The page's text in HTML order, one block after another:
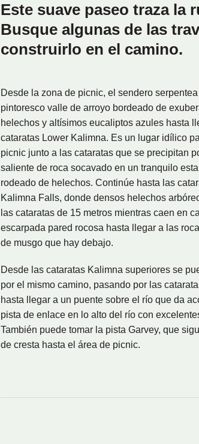
Este suave paseo traza la
Busque algunas de las
construirlo en el camino.
Desde la zona de picnic, el sendero
pintoresco valle de arroyo bordeado de
helechos y altísimos eucaliptos azules hasta
cataratas Lower Kalimna. Es un lugar idílico
picnic junto a las cataratas que se precipitan
saliente de roca socavado en un tranquilo
rodeado de helechos. Continúe hasta las
Kalimna Falls, donde densos helechos
las cataratas de 15 metros mientras caen en
escarpada pared rocosa hasta llegar a las
de musgo que hay debajo.
Desde las cataratas Kalimna superiores se
por el mismo camino, pasando por las
hasta llegar a un puente sobre el río que da
pista de enlace en lo alto del río con
También puede tomar la pista Garvey, que
de cresta hasta el área de picnic.